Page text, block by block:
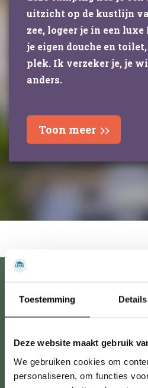
Toestemming Details
Deze website maakt gebruik
We gebruiken cookies om
personaliseren, om functies
uitzicht op de kustlijn
zee, logeer je in een luxe
je eigen douche en
plek. Ik verzeker je, je
anders.
Toon meer
Ontdek de regio